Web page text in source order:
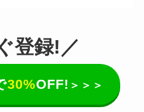
登録!／
30%OFF! ＞＞＞